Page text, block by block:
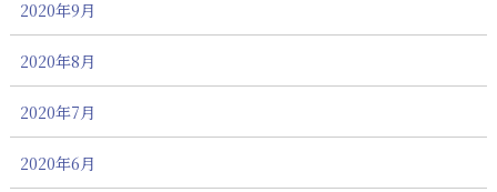
2020年9月
2020年8月
2020年7月
2020年6月